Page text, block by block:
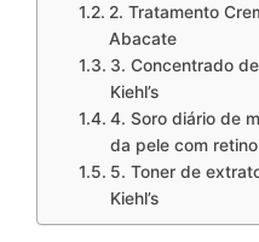
2. Tratamento
Abacate
3. Concentrado
Kiehl’s
4. Soro diário de
da pele com
5. Toner de
Kiehl’s